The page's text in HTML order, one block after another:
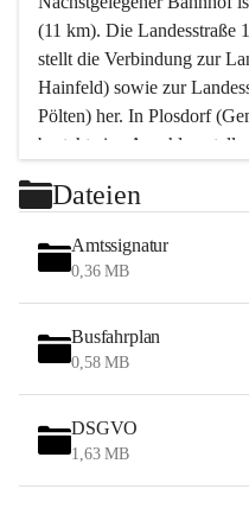
(11 km). Die Landesstraße
stellt die Verbindung zur
Hainfeld) sowie zur
Pölten) her. In Plosdorf
besteht eine
Wien erreicht man in ca. 45
Stössing zählt noch zum
zum Naherholungsraum St.
„ihre Wiener“. Seit 1960
Wochenendhäuser im
waldreichen Jagdgebietes
Das Wandern ist aus
Tätigkeit. Das hügelige
Wiesen, Wälder und
Dateien
Amtssignatur
0,36 MB
Busfahrplan
0,58 MB
DSGVO
1,63 MB